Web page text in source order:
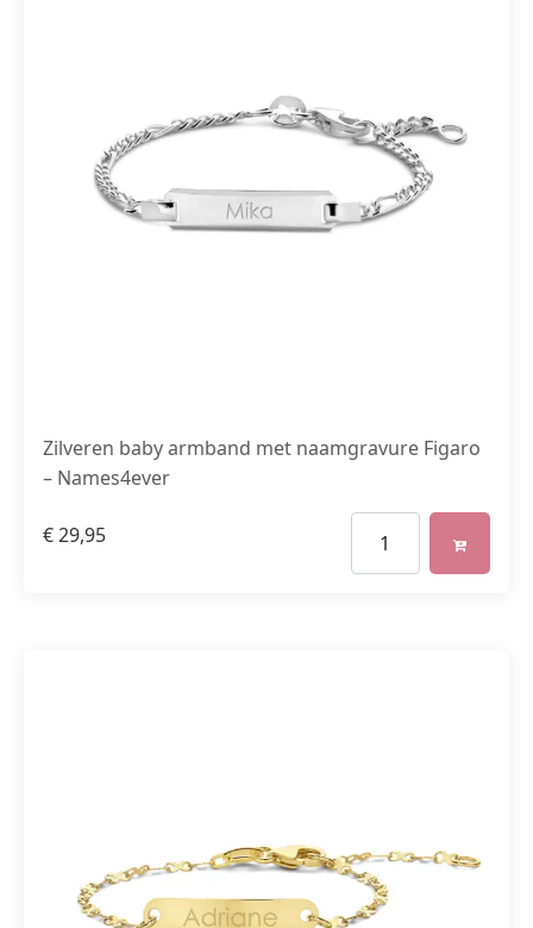
Zilveren baby armband met naamgravure Figaro
– Names4ever
€29,95